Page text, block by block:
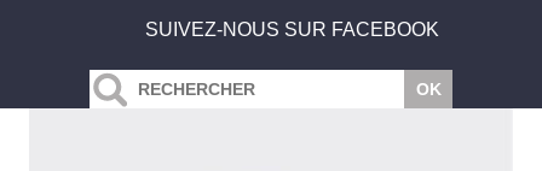
SUIVEZ-NOUS SUR FACEBOOK